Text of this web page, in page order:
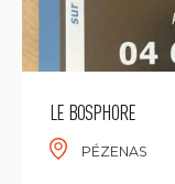
LE BOSPHORE
PÉZENAS